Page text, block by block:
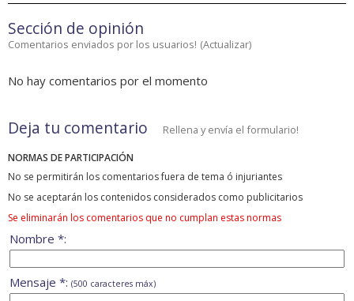
Sección de opinión
Comentarios enviados por los usuarios! (Actualizar)
No hay comentarios por el momento
Deja tu comentario Rellena y envía el formulario!
NORMAS DE PARTICIPACIÓN
No se permitirán los comentarios fuera de tema ó injuriantes
No se aceptarán los contenidos considerados como publicitarios
Se eliminarán los comentarios que no cumplan estas normas
Nombre *:
Mensaje *: (500 caracteres máx)